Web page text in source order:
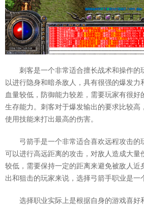
刺客是一个非常适合擅长战术和操作的
以进行隐身和暗杀敌人，具有很强的爆发力
血量较低，防御能力较差，需要玩家有很好
生存能力。刺客对于爆发输出的要求比较高
使用技能来打出最高的伤害。
弓箭手是一个非常适合喜欢远程攻击的
可以进行高远距离的攻击，对敌人造成大量
较低，需要保持一定的距离来避免被敌人近
出和狙击的玩家来说，选择弓箭手职业是一
选择职业实际上是根据自身的游戏喜好